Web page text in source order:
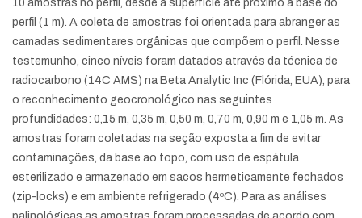
10 amostras no perfil, desde a superfície até próximo a base do
perfil (1 m). A coleta de amostras foi orientada para abranger as
camadas sedimentares orgânicas que compõem o perfil. Nesse
testemunho, cinco níveis foram datados através da técnica de
radiocarbono (14C AMS) na Beta Analytic Inc (Flórida, EUA), para
o reconhecimento geocronológico nas seguintes
profundidades: 0,15 m, 0,35 m, 0,50 m, 0,70 m, 0,90 m e 1,05 m. As
amostras foram coletadas na seção exposta a fim de evitar
contaminações, da base ao topo, com uso de espátula
esterilizado e armazenado em sacos hermeticamente fechados
(zip-locks) e em ambiente refrigerado (4ºC). Para as análises